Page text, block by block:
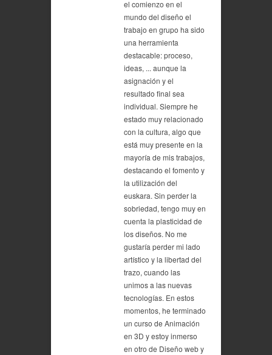
el comienzo en el
mundo del diseño el
trabajo en grupo ha sido
una herramienta
destacable: proceso,
ideas, ... aunque la
asignación y el
resultado final sea
individual. Siempre he
estado muy relacionado
con la cultura, algo que
está muy presente en la
mayoría de mis trabajos,
destacando el fomento y
la utilización del
euskara. Sin perder la
sobriedad, tengo muy en
cuenta la plasticidad de
los diseños. No me
gustaría perder mi lado
artístico y la libertad del
trazo, cuando las
unimos a las nuevas
tecnologías. En estos
momentos, he terminado
un curso de Animación
en 3D y estoy inmerso
en otro de Diseño web y